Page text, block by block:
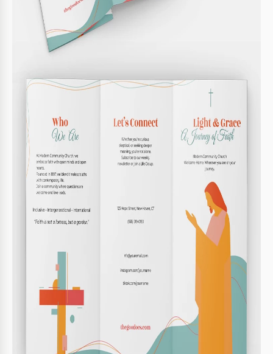
Adicione imagens vibrantes para um ambiente
acolhedor
3 Destaque eventos principais com texto em negrito
resultados
FAQ
É compatível com outros aplicativos?
Não, funciona apenas com Google Docs e Microsoft
Posso personalizar facilmente o design?
Sim, o modelo é totalmente personalizável em
ambos os aplicativos.
O modelo é gratuito?
Sim, você pode baixar e usar gratuitamente.
Como edito o texto no modelo?
Basta abrir no Google Docs ou Word e clicar para
editar.